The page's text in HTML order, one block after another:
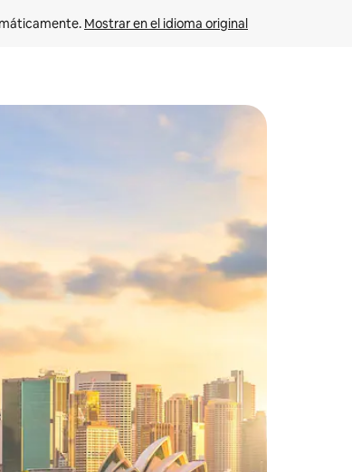
Mostrar en el idioma original
hacia abajo o explora con el tacto o desliza el dedo.